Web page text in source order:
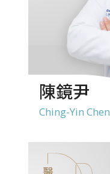
陳鏡尹
Ching-Yin Chen